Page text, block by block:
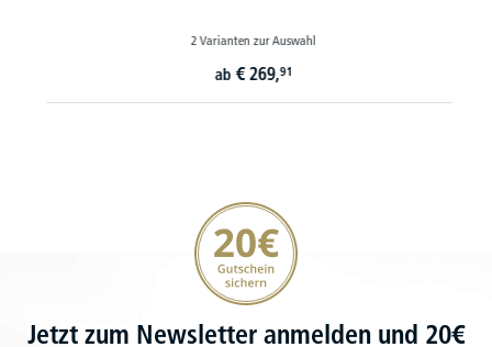
2 Varianten zur Auswahl
ab€ 269,91
20€ Gutschein sichern
Jetzt zum Newsletter anmelden und 20€